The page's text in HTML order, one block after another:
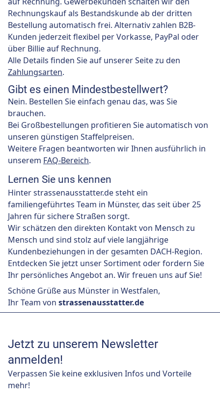
Rechnungskauf als Bestandskunde ab der dritten
Bestellung automatisch frei. Alternativ zahlen B2B-
Kunden jederzeit flexibel per Vorkasse, PayPal oder
über Billie auf Rechnung.
Alle Details finden Sie auf unserer Seite zu den
Zahlungsarten.
Gibt es einen Mindestbestellwert?
Nein. Bestellen Sie einfach genau das, was Sie
brauchen.
Bei Großbestellungen profitieren Sie automatisch von
unseren günstigen Staffelpreisen.
Weitere Fragen beantworten wir Ihnen ausführlich in
unserem FAQ-Bereich.
Lernen Sie uns kennen
Hinter strassenausstatter.de steht ein
familiengeführtes Team in Münster, das seit über 25
Jahren für sichere Straßen sorgt.
Wir schätzen den direkten Kontakt von Mensch zu
Mensch und sind stolz auf viele langjährige
Kundenbeziehungen in der gesamten DACH-Region.
Entdecken Sie jetzt unser Sortiment oder fordern Sie
Ihr persönliches Angebot an. Wir freuen uns auf Sie!
Schöne Grüße aus Münster in Westfalen,
Ihr Team von strassenausstatter.de
Jetzt zu unserem Newsletter
anmelden!
Verpassen Sie keine exklusiven Infos und Vorteile
mehr!